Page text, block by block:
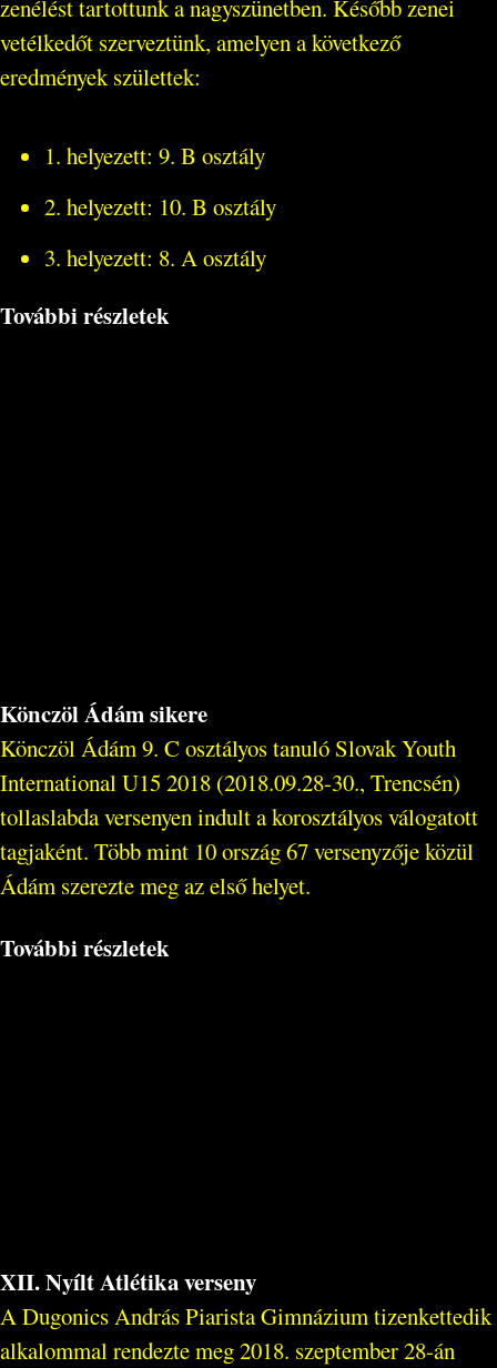
zenélést tartottunk a nagyszünetben. Később zenei
vetélkedőt szerveztünk, amelyen a következő
eredmények születtek:
1. helyezett: 9. B osztály
2. helyezett: 10. B osztály
3. helyezett: 8. A osztály
További részletek
Könczöl Ádám sikere
Könczöl Ádám 9. C osztályos tanuló Slovak Youth
International U15 2018 (2018.09.28-30., Trencsén)
tollaslabda versenyen indult a korosztályos válogatott
tagjaként. Több mint 10 ország 67 versenyzője közül
Ádám szerezte meg az első helyet.
További részletek
XII. Nyílt Atlétika verseny
A Dugonics András Piarista Gimnázium tizenkettedik
alkalommal rendezte meg 2018. szeptember 28-án